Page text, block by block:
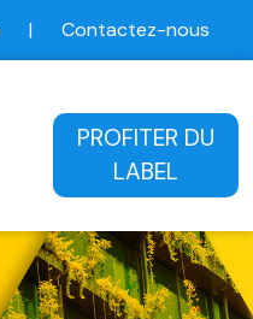
| Contactez-nous
PROFITER DU
LABEL